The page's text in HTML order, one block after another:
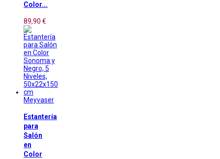
Color...
89,90 €
Meyvaser
Estantería
para
Salón
en
Color